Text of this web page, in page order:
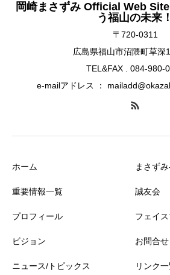
岡崎まさずみ Official Web
う福山の未来！
〒720-0311
広島県福山市沼隈町草深
TEL&FAX . 084-980-
e-mailアドレス ：
ホーム
重要情報一覧
プロフィール
ビジョン
ニュース/トピックス
まさず
誠友会
フェイ
お問合せ
リンク